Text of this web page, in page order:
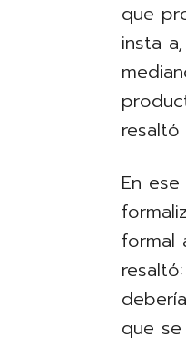
que
insta
resaltó
En
formal
que